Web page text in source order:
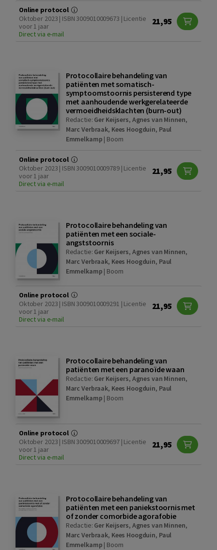
Online protocol
Oktober 2023 | ISBN 3009010009673 | Licentie
voor 1 jaar
Direct via e-mail
21,95
Protocollaire behandeling van
patiënten met somatisch-
symptoomstoornis persisterend type
met aanhoudende werkgerelateerde
vermoeidheidsklachten (burn-out)
Redactie: Ger Keijsers, Agnes van Minnen,
Marc Verbraak, Kees Hoogduin, Paul
Emmelkamp | Boom
Online protocol
Oktober 2023 | ISBN 3009010009789 | Licentie
voor 1 jaar
Direct via e-mail
21,95
Protocollaire behandeling van
patiënten met een sociale-
angststoornis
Redactie: Ger Keijsers, Agnes van Minnen,
Marc Verbraak, Kees Hoogduin, Paul
Emmelkamp | Boom
Online protocol
Oktober 2023 | ISBN 3009010009291 | Licentie
voor 1 jaar
Direct via e-mail
21,95
Protocollaire behandeling van
patiënten met een paranoïde waan
Redactie: Ger Keijsers, Agnes van Minnen,
Marc Verbraak, Kees Hoogduin, Paul
Emmelkamp | Boom
Online protocol
Oktober 2023 | ISBN 3009010009697 | Licentie
voor 1 jaar
Direct via e-mail
21,95
Protocollaire behandeling van
patiënten met een paniekstoornis met
of zonder comorbide agorafobie
Redactie: Ger Keijsers, Agnes van Minnen,
Marc Verbraak, Kees Hoogduin, Paul
Emmelkamp | Boom